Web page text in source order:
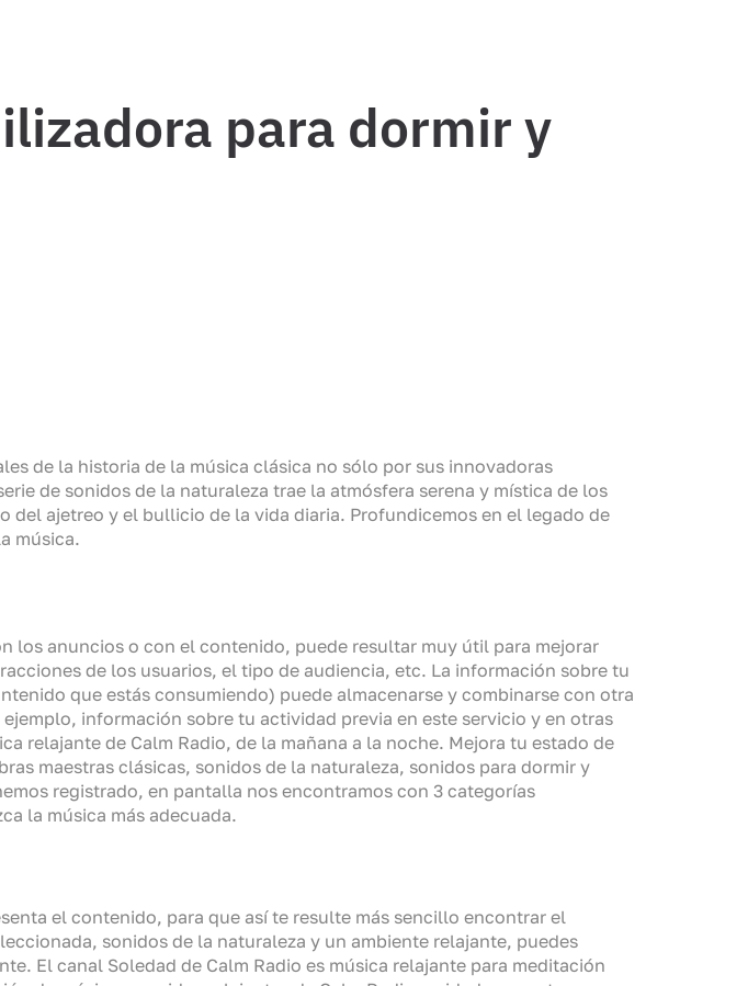
para dormir y
de la historia de la música clásica no sólo por sus innovadoras
de sonidos de la naturaleza trae la atmósfera serena y mística de los
ajetreo y el bullicio de la vida diaria. Profundicemos en el legado de
música.
los anuncios o con el contenido, puede resultar muy útil para mejorar
de los usuarios, el tipo de audiencia, etc. La información sobre tu
que estás consumiendo) puede almacenarse y combinarse con otra
información sobre tu actividad previa en este servicio y en otras
relajante de Calm Radio, de la mañana a la noche. Mejora tu estado de
maestras clásicas, sonidos de la naturaleza, sonidos para dormir y
registrado, en pantalla nos encontramos con 3 categorías
la música más adecuada.
el contenido, para que así te resulte más sencillo encontrar el
sonidos de la naturaleza y un ambiente relajante, puedes
El canal Soledad de Calm Radio es música relajante para meditación